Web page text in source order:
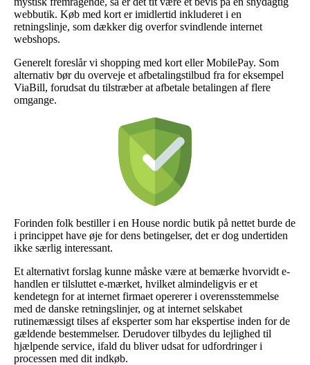
webbutik. Køb med kort er imidlertid inkluderet i en
retningslinje, som dækker dig overfor svindlende internet
webshops.
Generelt foreslår vi shopping med kort eller MobilePay. Som
alternativ bør du overveje et afbetalingstilbud fra for eksempel
ViaBill, forudsat du tilstræber at afbetale betalingen af flere
omgange.
Forinden folk bestiller i en House nordic butik på nettet burde de
i princippet have øje for dens betingelser, det er dog undertiden
ikke særlig interessant.
Et alternativt forslag kunne måske være at bemærke hvorvidt e-
handlen er tilsluttet e-mærket, hvilket almindeligvis er et
kendetegn for at internet firmaet opererer i overensstemmelse
med de danske retningslinjer, og at internet selskabet
rutinemæssigt tilses af eksperter som har ekspertise inden for de
gældende bestemmelser. Derudover tilbydes du lejlighed til
hjælpende service, ifald du bliver udsat for udfordringer i
processen med dit indkøb.